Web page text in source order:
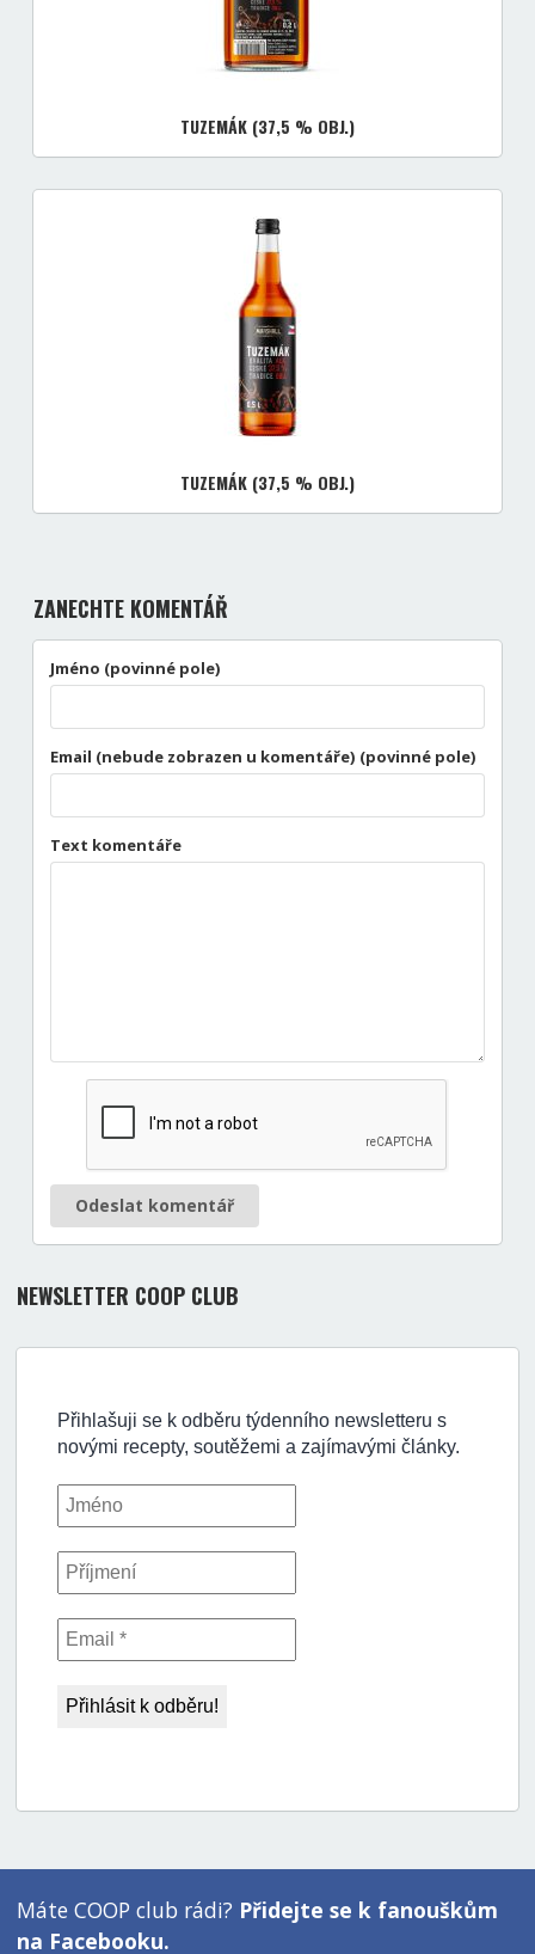
TUZEMÁK (37,5 % OBJ.)
TUZEMÁK (37,5 % OBJ.)
ZANECHTE KOMENTÁŘ
Jméno (povinné pole)
Email (nebude zobrazen u komentáře) (povinné pole)
Text komentáře
Odeslat komentář
NEWSLETTER COOP CLUB
Máte COOP club rádi? Přidejte se k fanouškům
na Facebooku.